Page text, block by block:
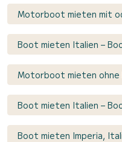
Motorboot mieten mit
Boot mieten Italien –
Motorboot mieten ohne
Boot mieten Italien –
Boot mieten Imperia,